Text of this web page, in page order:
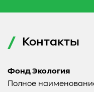
Контакты
Фонд Экология
Полное